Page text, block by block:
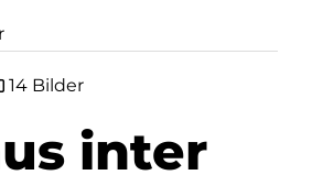
Net (CIN)
Net (CPN)
14 Bilder
inter